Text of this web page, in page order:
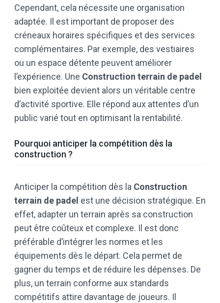
Cependant, cela nécessite une organisation
adaptée. Il est important de proposer des
créneaux horaires spécifiques et des services
complémentaires. Par exemple, des vestiaires
ou un espace détente peuvent améliorer
l’expérience. Une Construction terrain de padel
bien exploitée devient alors un véritable centre
d’activité sportive. Elle répond aux attentes d’un
public varié tout en optimisant la rentabilité.
Pourquoi anticiper la compétition dès la
construction ?
Anticiper la compétition dès la Construction
terrain de padel est une décision stratégique. En
effet, adapter un terrain après sa construction
peut être coûteux et complexe. Il est donc
préférable d’intégrer les normes et les
équipements dès le départ. Cela permet de
gagner du temps et de réduire les dépenses. De
plus, un terrain conforme aux standards
compétitifs attire davantage de joueurs. Il